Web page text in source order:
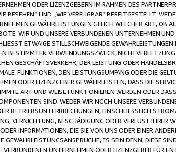
ODER LIZENZGEBERN IM RAHMEN DES
BESEHEN“ UND „WIE VERFÜGBAR“ BEREITGESTELLT.
GEWÄHRLEISTUNGEN GLEICH WELCHER ART, OB
WIR UND UNSERE VERBUNDENEN UNTERNEHMEN UND
ETWAIGE STILLSCHWEIGENDE
BESTIMMTEN VERWENDUNGSZWECK,
GESCHÄFTSVERKEHR, DER LEISTUNG ODER
FUNKTIONEN, DEN LEISTUNGSUMFANG ODER DIE
ODER LIZENZGEBER GEWÄHRLEISTEN, DASS DIE
ART UND WEISE FUNKTIONIEREN WERDEN ODER
SIND. WEDER WIR NOCH UNSERE
BETRIEBSUNTERBRECHUNGEN, EINSCHLIESSLICH
VERNICHTUNG, BESCHÄDIGUNG ODER VERLUST IHRER
INFORMATIONEN, DIE SIE VON UNS ODER EINER
ES SEIN DENN, DIESE
UNTERNEHMEN ODER LIZENZGEBER FÜR